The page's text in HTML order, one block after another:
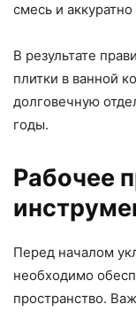
смесь и
В результате
плитки в ванной
долговечную
годы.
Рабочее
Перед началом
необходимо
пространство.